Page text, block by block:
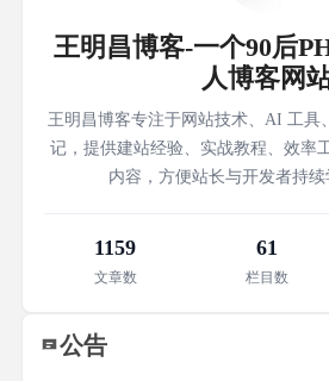
王明昌博客-一个90后
人博客网
王明昌博客专注于网站技术、AI 工具
记，提供建站经验、实战教程、效率
内容，方便站长与开发者持续
1159
文章数
61
栏目数
公告